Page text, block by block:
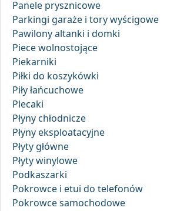
Panele prysznicowe
Parkingi garaże i tory wyścigowe
Pawilony altanki i domki
Piece wolnostojące
Piekarniki
Piłki do koszykówki
Piły łańcuchowe
Plecaki
Płyny chłodnicze
Płyny eksploatacyjne
Płyty główne
Płyty winylowe
Podkaszarki
Pokrowce i etui do telefonów
Pokrowce samochodowe